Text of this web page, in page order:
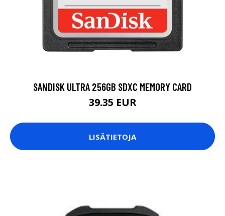
SANDISK ULTRA 256GB SDXC MEMORY CARD
39.35 EUR
LISÄTIETOJA